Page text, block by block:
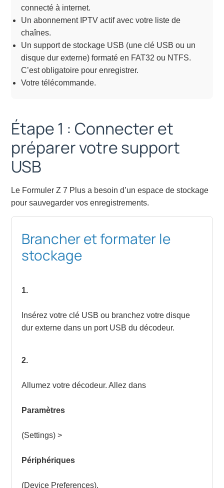
connecté à internet.
Un abonnement IPTV actif avec votre liste de
chaînes.
Un support de stockage USB (une clé USB ou un
disque dur externe) formaté en FAT32 ou NTFS.
C’est obligatoire pour enregistrer.
Votre télécommande.
Étape 1 : Connecter et
préparer votre support
USB
Le Formuler Z 7 Plus a besoin d’un espace de stockage
pour sauvegarder vos enregistrements.
Brancher et formater le
stockage
1.
Insérez votre clé USB ou branchez votre disque
dur externe dans un port USB du décodeur.
2.
Allumez votre décodeur. Allez dans
Paramètres
(Settings) >
Périphériques
(Device Preferences).